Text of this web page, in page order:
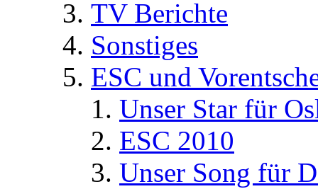
TV Berichte
Sonstiges
ESC und
Unser Star für
ESC 2010
Unser Song für